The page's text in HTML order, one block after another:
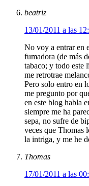
beatriz
13/01/2011 a las
No voy a entrar en
fumadora (de más
tabaco; y todo este
me retrotrae
Pero solo entro en
me pregunto por
en este blog habla
siempre me ha
sepa, no sufre de
veces que Thomas
la intriga, y me he
Thomas
17/01/2011 a las